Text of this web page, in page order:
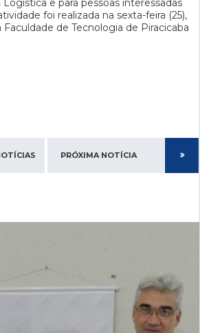
e para pessoas interessadas
foi realizada na sexta-feira (25),
de Tecnologia de Piracicaba
PRÓXIMA NOTÍCIA